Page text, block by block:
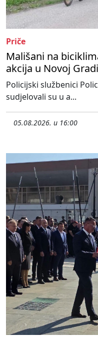
Priče
Mališani na
akcija u Novoj
Policijski službenici
sudjelovali su u a...
05.08.2026. u 16:00